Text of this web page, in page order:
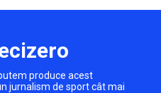
produce acest
jurnalism de sport cât mai